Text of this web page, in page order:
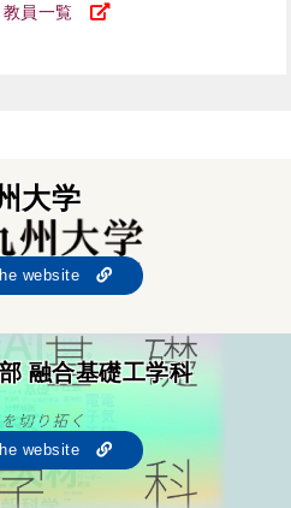
員一覧
大学
website
融合基礎工学科
website